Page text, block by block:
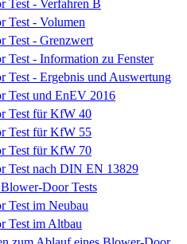
Test - Verfahren B
Test - Volumen
Test - Grenzwert
Test - Information zu Fenster
Test - Ergebnis und Auswertung
Test und EnEV 2016
Test für KfW 40
Test für KfW 55
Test für KfW 70
Test nach DIN EN 13829
Door Tests
Test im Neubau
Test im Altbau